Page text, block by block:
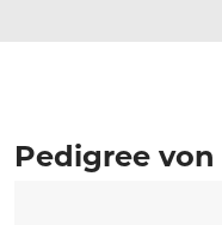
Pedigree